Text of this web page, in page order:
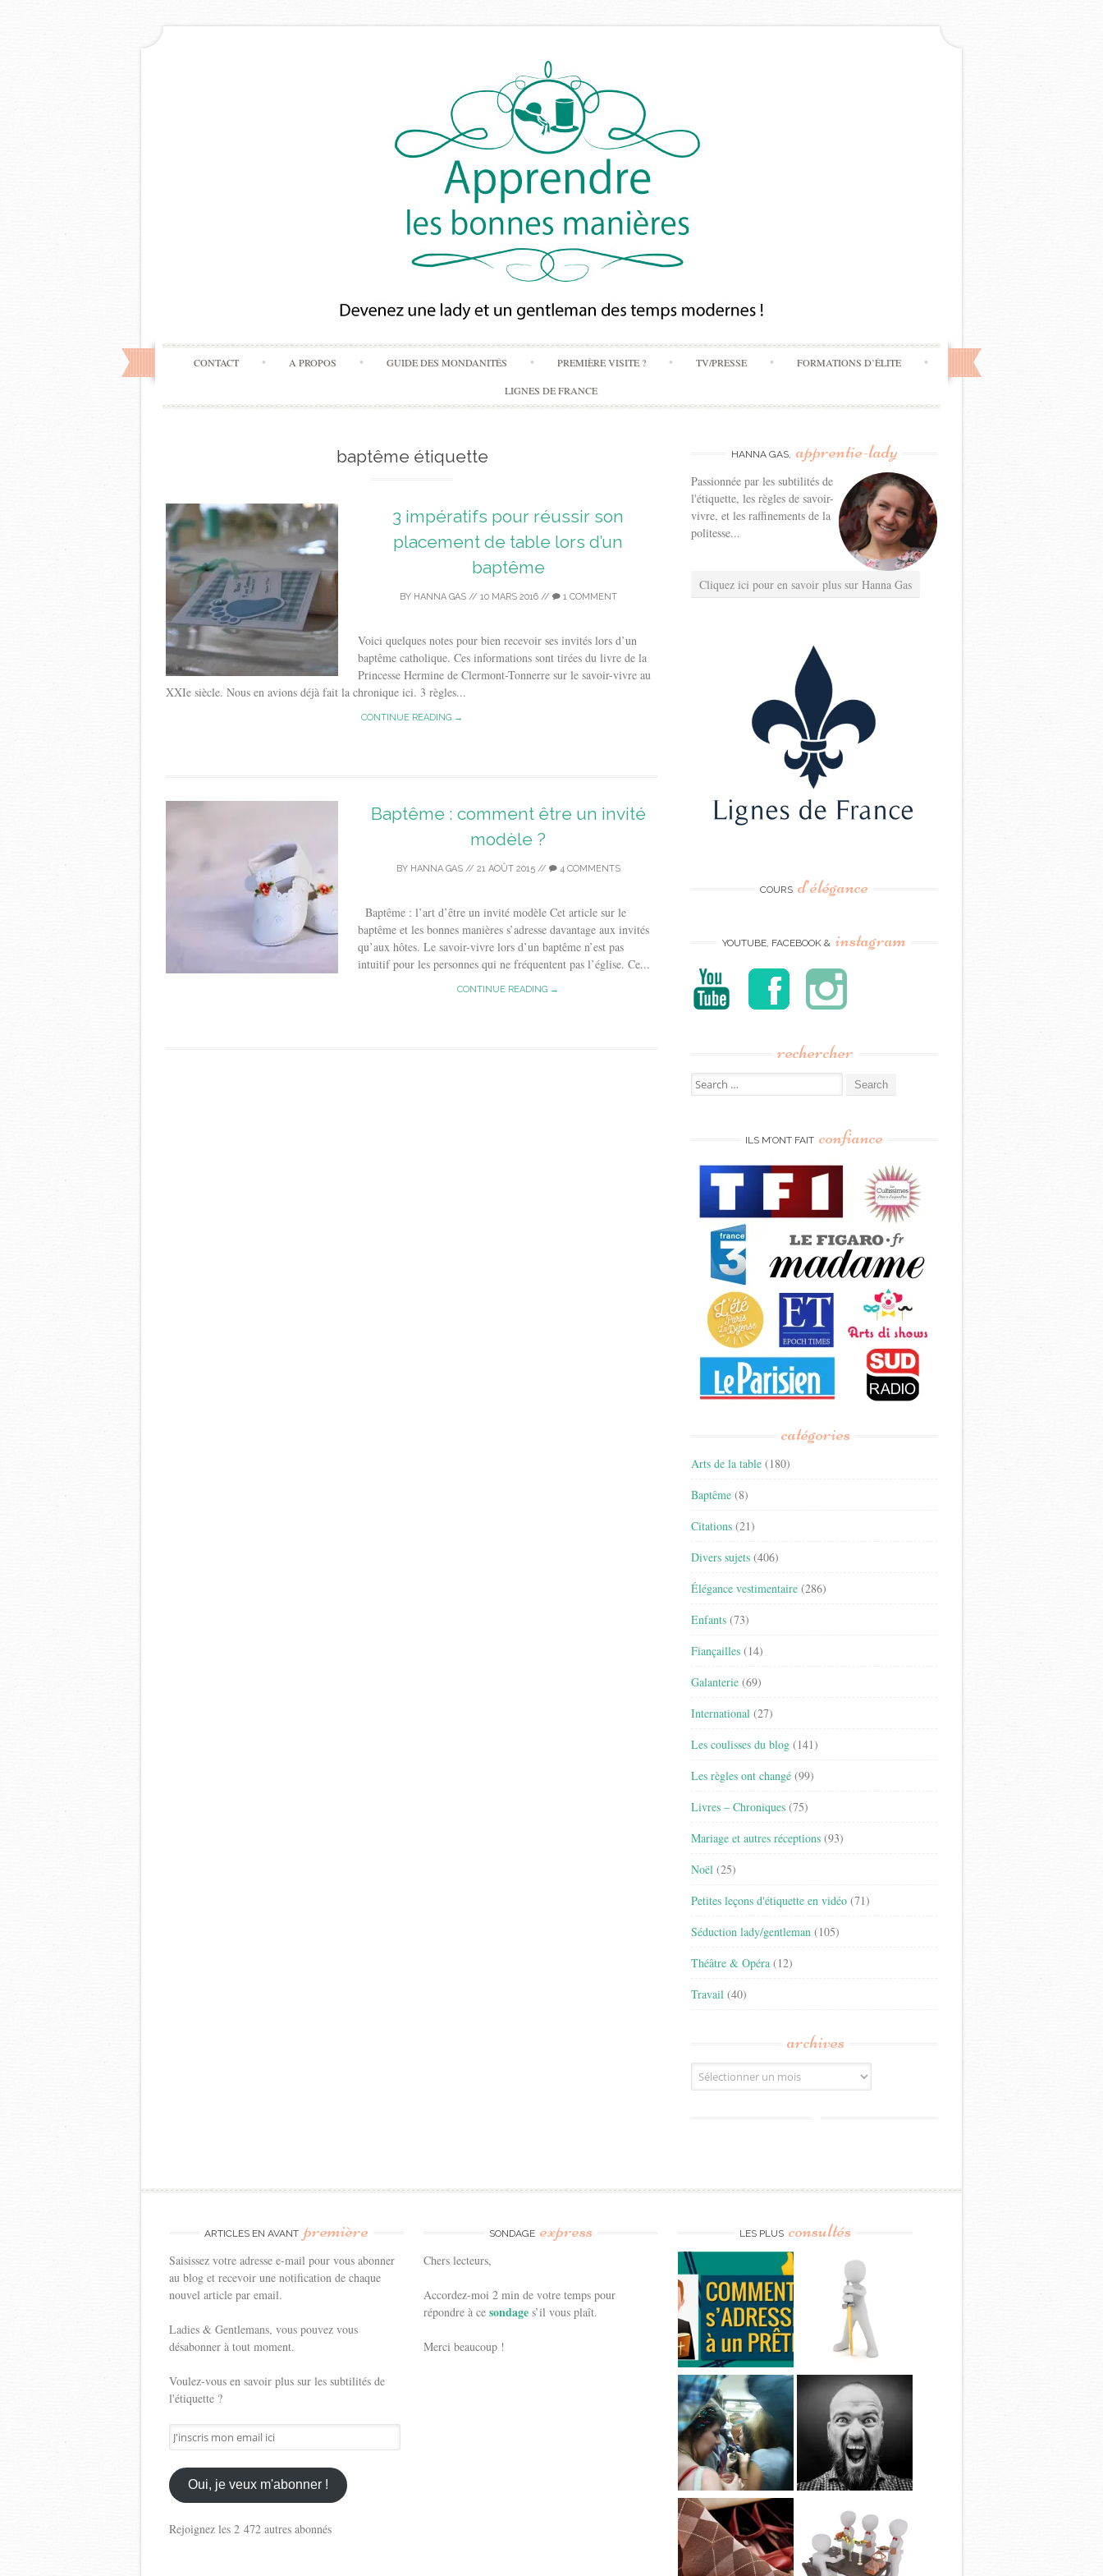
Skip
to
content
CONTACT A PROPOS GUIDE DES MONDANITÉS PREMIÈRE VISITE ? TV/PRESSE FORMATIONS D’ÉLITE
LIGNES DE FRANCE
baptême étiquette
3 impératifs pour réussir son
placement de table lors d’un
baptême
BY HANNA GAS// 10 MARS 2016// 1 COMMENT
Voici quelques notes pour bien recevoir ses invités lors d’un
baptême catholique. Ces informations sont tirées du livre de la
Princesse Hermine de Clermont-Tonnerre sur le savoir-vivre au
XXIe siècle. Nous en avions déjà fait la chronique ici. 3 règles...
CONTINUE READING →
Baptême : comment être un invité
modèle ?
BY HANNA GAS// 21 AOÛT 2015// 4 COMMENTS
Baptême : l’art d’être un invité modèle Cet article sur le
baptême et les bonnes manières s’adresse davantage aux invités
qu’aux hôtes. Le savoir-vivre lors d’un baptême n’est pas
intuitif pour les personnes qui ne fréquentent pas l’église. Ce...
CONTINUE READING →
HANNA GAS, apprentie-lady
Passionnée par les subtilités de
l'étiquette, les règles de savoir-
vivre, et les raffinements de la
politesse...
Cliquez ici pour en savoir plus sur Hanna Gas
COURS d’élégance
YOUTUBE, FACEBOOK & instagram
rechercher
Search
for:
ILS M’ONT FAIT confiance
catégories
Arts de la table (180)
Baptême (8)
Citations (21)
Divers sujets (406)
Élégance vestimentaire (286)
Enfants (73)
Fiançailles (14)
Galanterie (69)
International (27)
Les coulisses du blog (141)
Les règles ont changé (99)
Livres – Chroniques (75)
Mariage et autres réceptions (93)
Noël (25)
Petites leçons d'étiquette en vidéo (71)
Séduction lady/gentleman (105)
Théâtre & Opéra (12)
Travail (40)
archives
Archives
ARTICLES EN AVANT première
Saisissez votre adresse e-mail pour vous abonner
au blog et recevoir une notification de chaque
nouvel article par email.
Ladies & Gentlemans, vous pouvez vous
désabonner à tout moment.
Voulez-vous en savoir plus sur les subtilités de
l'étiquette ?
J'inscris
mon
email
ici
Oui, je veux m'abonner !
Rejoignez les 2 472 autres abonnés
SONDAGE express
Chers lecteurs,
Accordez-moi 2 min de votre temps pour
répondre à cesondages’il vous plaît.
Merci beaucoup !
LES PLUS consultés